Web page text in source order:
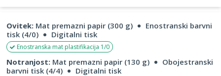
Ovitek: Mat premazni papir (300 g)
Enostranski barvni
tisk (4/0)
Digitalni tisk
Enostranska mat plastifikacija 1/0
Notranjost: Mat premazni papir (130 g)
Obojestranski
barvni tisk (4/4)
Digitalni tisk